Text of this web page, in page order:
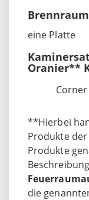
eine Platte
Oranier**
Corner
**Hierbei
Produkte
Produkte
die